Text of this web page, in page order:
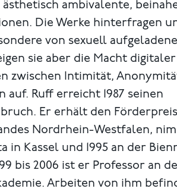
am­bivalente,
Die Werke hinterfragen
von sexuell
sie aber die Macht digitaler
zwischen Intimität,
Ruff erreicht 1987 seinen
Er erhält den
Nordrhein-Westfalen,
in Kassel und 1995 an der
bis 2006 ist er Professor an
Arbeiten von ihm